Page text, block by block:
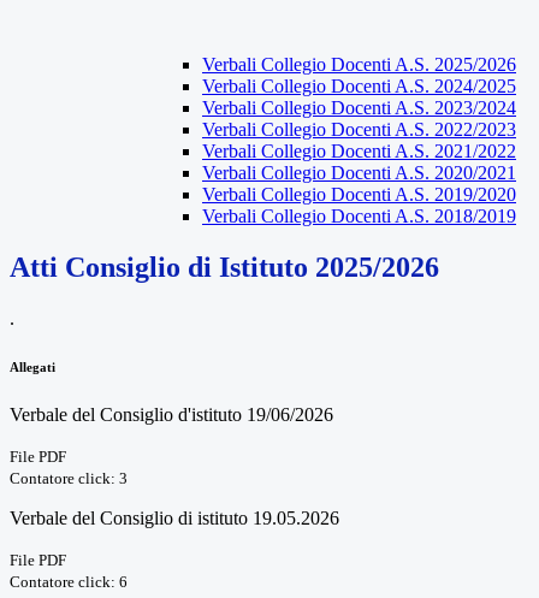
Verbali Collegio Docenti A.S. 2025/2026
Verbali Collegio Docenti A.S. 2024/2025
Verbali Collegio Docenti A.S. 2023/2024
Verbali Collegio Docenti A.S. 2022/2023
Verbali Collegio Docenti A.S. 2021/2022
Verbali Collegio Docenti A.S. 2020/2021
Verbali Collegio Docenti A.S. 2019/2020
Verbali Collegio Docenti A.S. 2018/2019
Atti Consiglio di Istituto 2025/2026
.
Allegati
Verbale del Consiglio d'istituto 19/06/2026
File PDF
Contatore click: 3
Verbale del Consiglio di istituto 19.05.2026
File PDF
Contatore click: 6